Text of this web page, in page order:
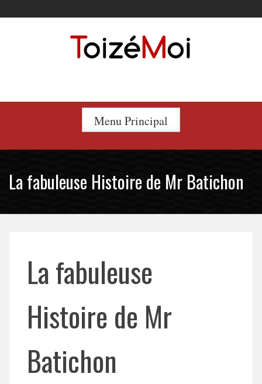
to
Menu Principal
La fabuleuse Histoire de Mr Batichon
La fabuleuse
Histoire de Mr
Batichon